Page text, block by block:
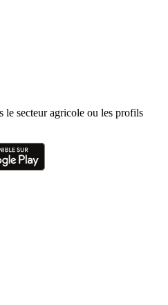
le secteur agricole ou les profils